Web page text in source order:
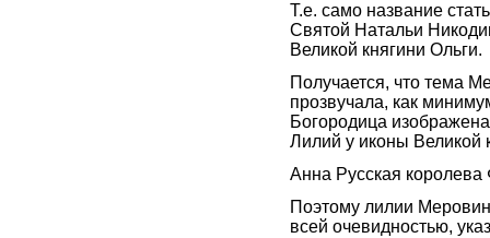
Т.е. само название
Святой Натальи
Великой княгини Ольги.
Получается, что тема
прозвучала, как
Богородица
Лилий у иконы Великой
Анна Русская
Поэтому лилии
всей очевидностью,